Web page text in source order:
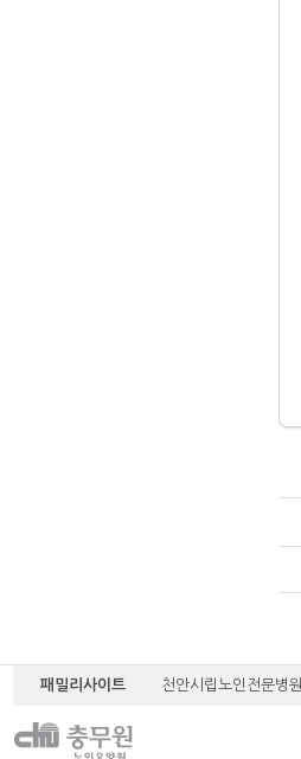
패밀리사이트 천안시립노인전문병원